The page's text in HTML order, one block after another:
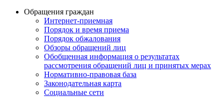
Обращения граждан
Интернет-приемная
Порядок и время приема
Порядок обжалования
Обзоры обращений лиц
Обобщенная информация о результатах
рассмотрения обращений лиц и принятых мерах
Нормативно-правовая база
Законодательная карта
Социальные сети